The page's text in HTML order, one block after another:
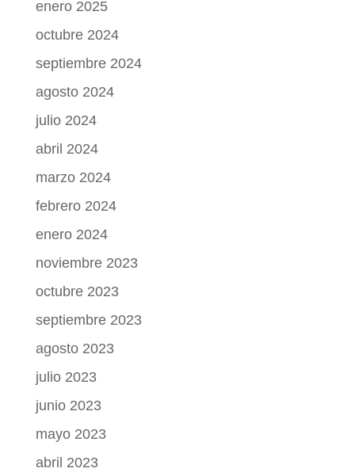
enero 2025
octubre 2024
septiembre 2024
agosto 2024
julio 2024
abril 2024
marzo 2024
febrero 2024
enero 2024
noviembre 2023
octubre 2023
septiembre 2023
agosto 2023
julio 2023
junio 2023
mayo 2023
abril 2023